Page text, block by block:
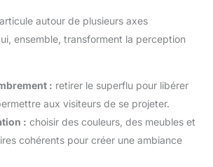
autour de plusieurs axes
ensemble, transforment la perception
: retirer le superflu pour libérer
aux visiteurs de se projeter.
: choisir des couleurs, des meubles et
cohérents pour créer une ambiance